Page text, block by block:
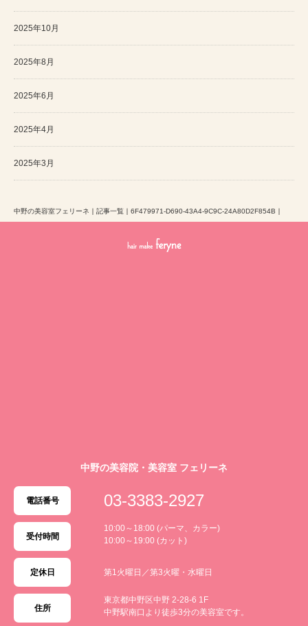
2025年10月
2025年8月
2025年6月
2025年4月
2025年3月
中野の美容室フェリーネ ｜ 記事一覧 ｜ 6F479971-D690-43A4-9C9C-24A80D2F854B ｜
中野の美容院・美容室 フェリーネ
電話番号 03-3383-2927
受付時間
10:00～18:00 (パーマ、カラー)
10:00～19:00 (カット)
定休日 第1火曜日／第3火曜・水曜日
住所
東京都中野区中野 2-28-6 1F
中野駅南口より徒歩3分の美容室です。